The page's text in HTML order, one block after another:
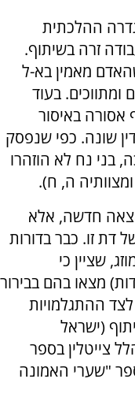
ההלכתית
זרה בשיתוף.
מאמין בא-ל
ומתווכים. בעוד
אסורה באיסור
שונה. כפי שנפסק
בני נח לא הוזהרו
ה, ח).
חדשה, אלא
דת זו. כבר בדורות
שציין כי
מצאו בהם בבירור
ההתגלמויות
(ישראל
גם ר' הלל צייטלין בספר
"שערי האמונה